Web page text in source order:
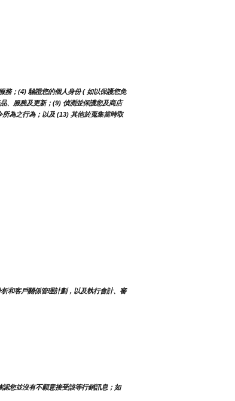
務；(4) 驗證您的個人身份 ( 如以保護您免
、服務及更新；(9) 偵測並保護您及商店
為之行為；以及 (13) 其他於蒐集當時取
和客戶關係管理計劃，以及執行會計、審
您並沒有不願意接受該等行銷訊息；如